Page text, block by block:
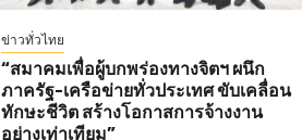
ข่าวทั่วไทย
“สมาคมเพื่อผู้บกพร่องทางจิตฯ ผนึก
ภาครัฐ-เครือข่ายทั่วประเทศ ขับเคลื่อน
ทักษะชีวิต สร้างโอกาสการจ้างงาน
อย่างเท่าเทียม”